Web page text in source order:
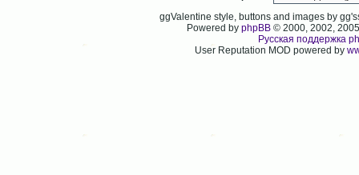
ggValentine style, buttons and images by
Powered byphpBB © 2000, 2002,
Русская поддержка
User Reputation MOD powered by